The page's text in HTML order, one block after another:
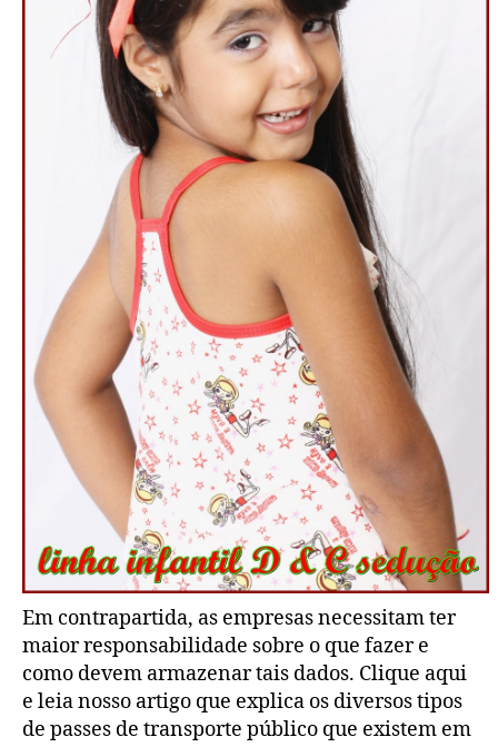
Em contrapartida, as empresas necessitam ter
maior responsabilidade sobre o que fazer e
como devem armazenar tais dados. Clique aqui
e leia nosso artigo que explica os diversos tipos
de passes de transporte público que existem em